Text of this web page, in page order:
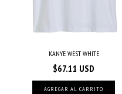
KANYE WEST WHITE
$67.11 USD
AGREGAR AL CARRITO